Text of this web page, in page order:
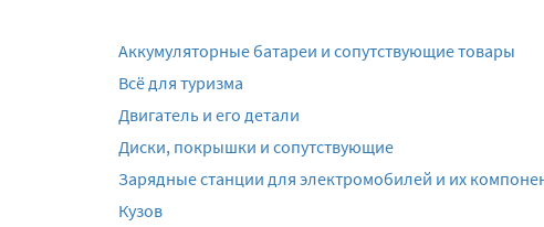
Аккумуляторные батареи и сопутствующие товары
Всё для туризма
Двигатель и его детали
Диски, покрышки и сопутствующие
Зарядные станции для электромобилей и их
Кузов